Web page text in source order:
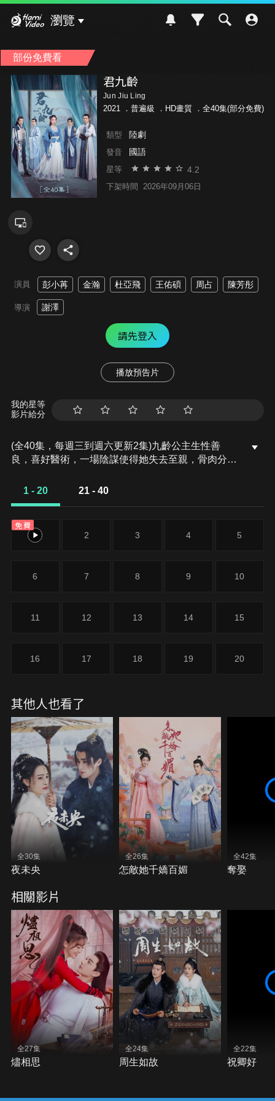
瀏覽
部份免費看
君九齡
Jun Jiu Ling
2021 ． 普遍級 ．HD畫質 ．全40集(部分免費)
類型 陸劇
發音 國語
星等 4.2
下架時間 2026年09月06日
演員 彭小苒 金瀚 杜亞飛 王佑碩 周占 陳芳彤
導演 謝澤
請先登入
播放預告片
我的星等
影片給分
(全40集，每週三到週六更新2集)九齡公主生性善
良，喜好醫術，一場陰謀使得她失去至親，骨肉分
隱姓埋名的九齡來到陽城方家，休生養息，苦練技
知曉真相後的九齡憑著堅韌不拔的性格，回到京城，
在兇手不斷的騷擾和攻擊中建立了醫館九齡堂，濟世
1 - 20 21 - 40
免費
1 2 3 4 5
6 7 8 9 10
11 12 13 14 15
16 17 18 19 20
其他人也看了
全30集
夜未央
全26集
怎敵她千嬌百媚
全42集
奪娶
相關影片
全27集
燼相思
全24集
周生如故
全22集
祝卿好